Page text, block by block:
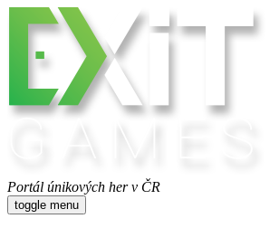
Portál únikových her v ČR
toggle menu